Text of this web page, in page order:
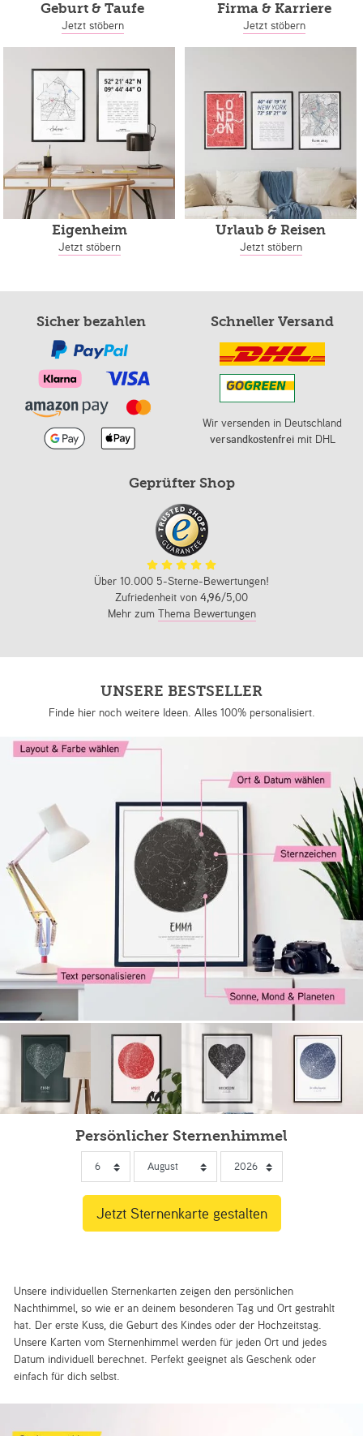
Geburt & Taufe
Jetzt stöbern
Firma & Karriere
Jetzt stöbern
Eigenheim
Jetzt stöbern
Urlaub & Reisen
Jetzt stöbern
Sicher bezahlen Schneller Versand
Wir versenden in Deutschland
versandkostenfreimit DHL
Geprüfter Shop
Über 10.000 5-Sterne-Bewertungen!
Zufriedenheit von 4,96/5,00
Mehr zum Thema Bewertungen
UNSERE BESTSELLER
Finde hier noch weitere Ideen. Alles 100% personalisiert.
Persönlicher Sternenhimmel
Unsere individuellen Sternenkarten zeigen den persönlichen
Nachthimmel, so wie er an deinem besonderen Tag und Ort gestrahlt
hat. Der erste Kuss, die Geburt des Kindes oder der Hochzeitstag.
Unsere Karten vom Sternenhimmel werden für jeden Ort und jedes
Datum individuell berechnet. Perfekt geeignet als Geschenk oder
einfach für dich selbst.